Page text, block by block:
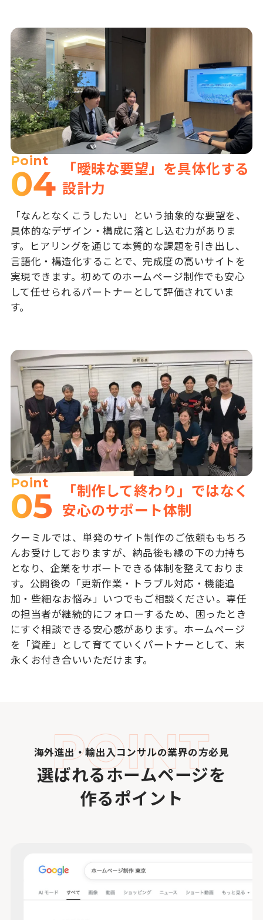
Point
04
「曖昧な要望」を具体化する
設計力
「なんとなくこうしたい」という抽象的な要望を、
具体的なデザイン・構成に落とし込む力がありま
す。ヒアリングを通じて本質的な課題を引き出し、
言語化・構造化することで、完成度の高いサイトを
実現できます。初めてのホームページ制作でも安心
して任せられるパートナーとして評価されていま
す。
Point
05
「制作して終わり」ではなく
安心のサポート体制
クーミルでは、単発のサイト制作のご依頼ももちろ
んお受けしておりますが、納品後も縁の下の力持ち
となり、企業をサポートできる体制を整えておりま
す。公開後の「更新作業・トラブル対応・機能追
加・些細なお悩み」いつでもご相談ください。専任
の担当者が継続的にフォローするため、困ったとき
にすぐ相談できる安心感があります。ホームページ
を「資産」として育てていくパートナーとして、末
永くお付き合いいただけます。
海外進出・輸出入コンサルの業界の方必見
選ばれるホームページを
作るポイント